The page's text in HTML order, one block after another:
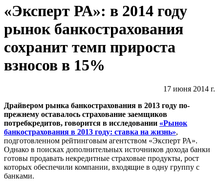
«Эксперт РА»: в 2014 году
рынок банкострахования
сохранит темп прироста
взносов в 15%
17 июня 2014 г.
Драйвером рынка банкострахования в 2013 году по-
прежнему оставалось страхование заемщиков
потребкредитов, говорится в исследовании «Рынок
банкострахования в 2013 году: ставка на жизнь»,
подготовленном рейтинговым агентством «Эксперт РА».
Однако в поисках дополнительных источников дохода банки
готовы продавать некредитные страховые продукты, рост
которых обеспечили компании, входящие в одну группу с
банками.